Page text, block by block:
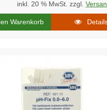
inkl. 20 % MwSt. zzgl.
Warenkorb